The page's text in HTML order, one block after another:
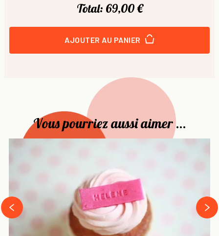
Total: 69,00 €
AJOUTER AU PANIER
Vous pourriez aussi aimer ...
‹
›